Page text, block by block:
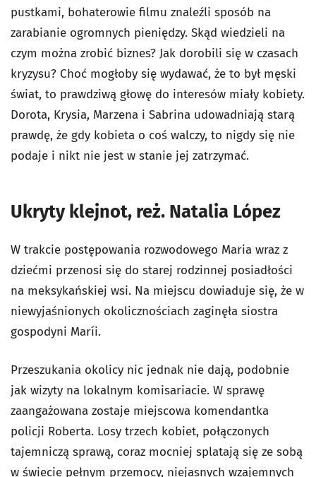
pustkami, bohaterowie filmu znaleźli sposób na
zarabianie ogromnych pieniędzy. Skąd wiedzieli na
czym można zrobić biznes? Jak dorobili się w czasach
kryzysu? Choć mogłoby się wydawać, że to był męski
świat, to prawdziwą głowę do interesów miały kobiety.
Dorota, Krysia, Marzena i Sabrina udowadniają starą
prawdę, że gdy kobieta o coś walczy, to nigdy się nie
podaje i nikt nie jest w stanie jej zatrzymać.
Ukryty klejnot, reż. Natalia López
W trakcie postępowania rozwodowego Maria wraz z
dziećmi przenosi się do starej rodzinnej posiadłości
na meksykańskiej wsi. Na miejscu dowiaduje się, że w
niewyjaśnionych okolicznościach zaginęła siostra
gospodyni Maríi.
Przeszukania okolicy nic jednak nie dają, podobnie
jak wizyty na lokalnym komisariacie. W sprawę
zaangażowana zostaje miejscowa komendantka
policji Roberta. Losy trzech kobiet, połączonych
tajemniczą sprawą, coraz mocniej splatają się ze sobą
w świecie pełnym przemocy, niejasnych wzajemnych